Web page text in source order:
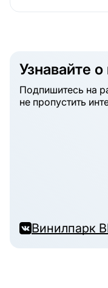
Узнавайте
Подпишитесь на
не пропустить
Винилпарк